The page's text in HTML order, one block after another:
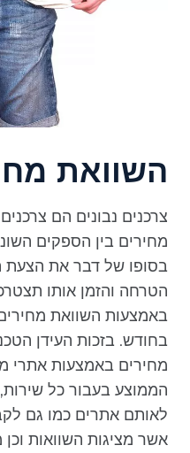
השוואת
צרכנים נבונים הם
מחירים בין הספקים
בסופו של דבר את הצעת
הטרחה והזמן אותו
באמצעות השוואת
בחודש. בזכות העידן
מחירים באמצעות אתרי
הממוצע בעבור כל שירות,
לאותם אתרים כמו גם
אשר מציגות השוואות